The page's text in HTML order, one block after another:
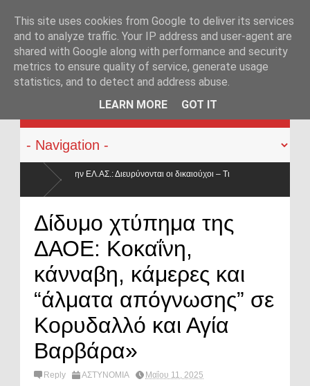
KATEHACKER
οι δικαιούχοι – Τι
ο νόμος
Δίδυμο χτύπημα της
ΔΑΟΕ: Κοκαΐνη,
κάνναβη, κάμερες και
“άλματα απόγνωσης” σε
Κορυδαλλό και Αγία
Βαρβάρα»
Reply ΑΣΤΥΝΟΜΙΑ Μαΐου 11, 2025
This site uses cookies from Google to deliver its services
and to analyze traffic. Your IP address and user-agent are
shared with Google along with performance and security
metrics to ensure quality of service, generate usage
statistics, and to detect and address abuse.
LEARN MORE
GOT IT